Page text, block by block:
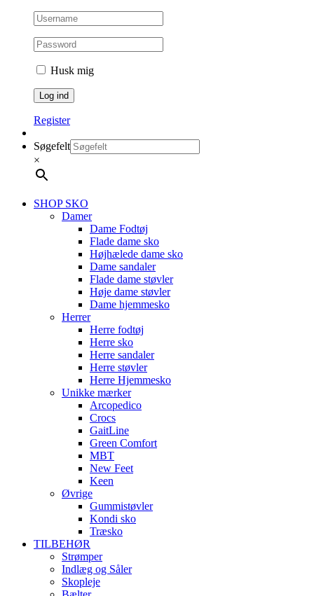
Husk mig
Register
Søgefelt
×
SHOP SKO
Damer
Dame Fodtøj
Flade dame sko
Højhælede dame sko
Dame sandaler
Flade dame støvler
Høje dame støvler
Dame hjemmesko
Herrer
Herre fodtøj
Herre sko
Herre sandaler
Herre støvler
Herre Hjemmesko
Unikke mærker
Arcopedico
Crocs
GaitLine
Green Comfort
MBT
New Feet
Keen
Øvrige
Gummistøvler
Kondi sko
Træsko
TILBEHØR
Strømper
Indlæg og Såler
Skopleje